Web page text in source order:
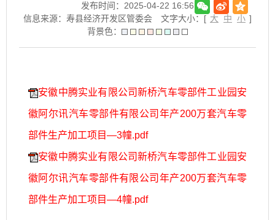
发布时间：2025-04-22 16:56
信息来源：寿县经济开发区管委会
文字大小：[ 大 中 小 ]
背景色：
安徽中腾实业有限公司新桥汽车零部件工业园安
徽阿尔讯汽车零部件有限公司年产200万套汽车零
部件生产加工项目—3幢.pdf
安徽中腾实业有限公司新桥汽车零部件工业园安
徽阿尔讯汽车零部件有限公司年产200万套汽车零
部件生产加工项目—4幢.pdf